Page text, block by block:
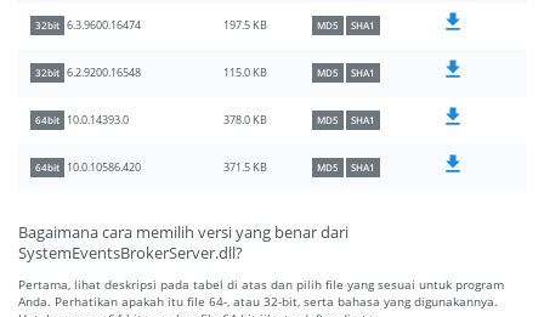
32bit 6.3.9600.16474 197.5 KB MD5 SHA1
32bit 6.2.9200.16548 115.0 KB MD5 SHA1
64bit 10.0.14393.0 378.0 KB MD5 SHA1
64bit 10.0.10586.420 371.5 KB MD5 SHA1
Bagaimana cara memilih versi yang benar dari
SystemEventsBrokerServer.dll?
Pertama, lihat deskripsi pada tabel di atas dan pilih file yang sesuai untuk program
Anda. Perhatikan apakah itu file 64-, atau 32-bit, serta bahasa yang digunakannya.